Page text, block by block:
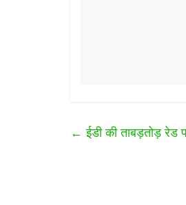
← ईडी की ताबड़तोड़